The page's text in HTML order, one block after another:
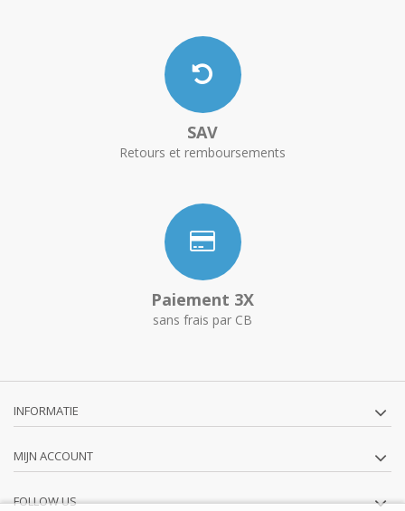
SAV
Retours et remboursements
Paiement 3X
sans frais par CB
INFORMATIE
MIJN ACCOUNT
FOLLOW US